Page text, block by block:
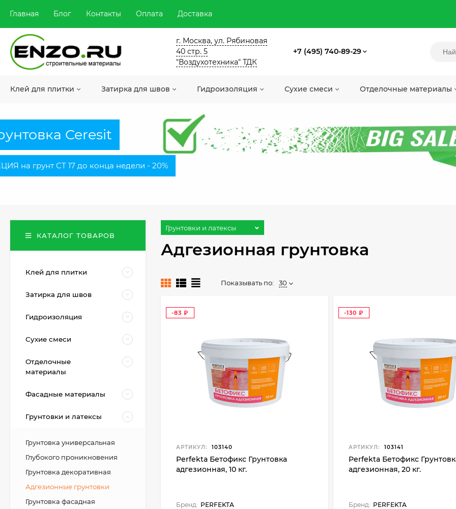
Главная Блог Контакты Оплата Доставка
г. Москва, ул. Рябиновая
40 стр. 5
"Воздухотехника" ТДК
+7 (495) 740-89-29
Клей для плитки Затирка для швов Гидроизоляция Сухие смеси Отделочные материалы
Ceresit
на грунт СТ 17 до конца недели - 20%
Грунтовки и латексы
Адгезионная грунтовка
Показывать по: 30
-83
АРТИКУЛ: 103140
Perfekta Бетофикс Грунтовка
адгезионная, 10 кг.
Бренд: PERFEKTA
-130
АРТИКУЛ: 103141
Perfekta Бетофикс
адгезионная, 20 кг.
Бренд: PERFEKTA
КАТАЛОГ ТОВАРОВ
Клей для плитки
Затирка для швов
Гидроизоляция
Сухие смеси
Отделочные
материалы
Фасадные материалы
Грунтовки и латексы
Грунтовка универсальная
Глубокого проникновения
Грунтовка декоративная
Адгезионные грунтовки
Грунтовка фасадная